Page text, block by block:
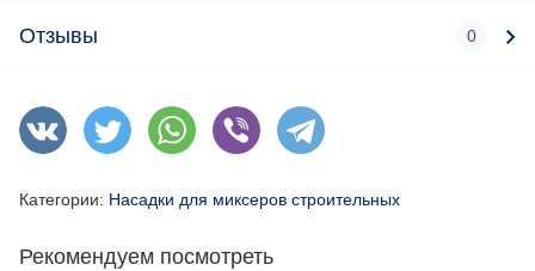
Отзывы 0
Категории: Насадки для миксеров строительных
Рекомендуем посмотреть